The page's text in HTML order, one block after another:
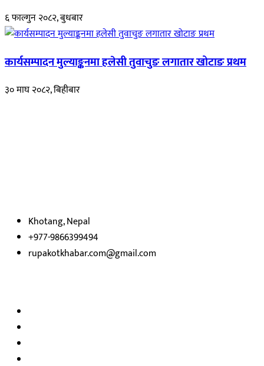
६ फाल्गुन २०८२, बुधबार
कार्यसम्पादन मुल्याङ्कनमा हलेसी तुवाचुङ लगातार खोटाङ प्रथम
३० माघ २०८२, बिहीबार
Khotang, Nepal
+977-9866399494
rupakotkhabar.com@gmail.com